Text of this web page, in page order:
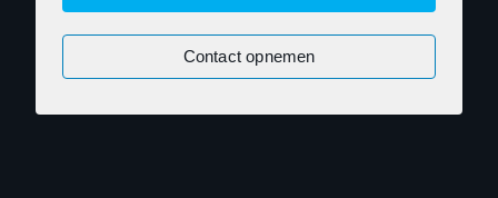
Contact opnemen